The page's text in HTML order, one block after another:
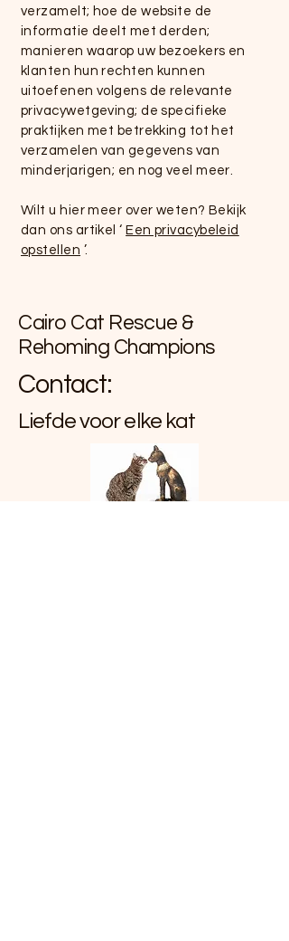
verzamelt; hoe de website de
informatie deelt met derden;
manieren waarop uw bezoekers en
klanten hun rechten kunnen
uitoefenen volgens de relevante
privacywetgeving; de specifieke
praktijken met betrekking tot het
verzamelen van gegevens van
minderjarigen; en nog veel meer.
Wilt u hier meer over weten? Bekijk
dan ons artikel ‘ Een privacybeleid
opstellen ’.
Cairo Cat Rescue &
Rehoming Champions
Contact:
Liefde voor elke kat